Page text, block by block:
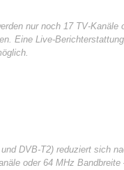
nur noch 17 TV-Kanäle
Eine Live-
DVB-T2) reduziert sich
oder 64 MHz